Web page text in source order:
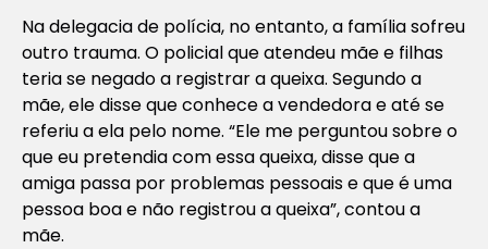
Na delegacia de polícia, no entanto, a família sofreu
outro trauma. O policial que atendeu mãe e filhas
teria se negado a registrar a queixa. Segundo a
mãe, ele disse que conhece a vendedora e até se
referiu a ela pelo nome. “Ele me perguntou sobre o
que eu pretendia com essa queixa, disse que a
amiga passa por problemas pessoais e que é uma
pessoa boa e não registrou a queixa”, contou a
mãe.